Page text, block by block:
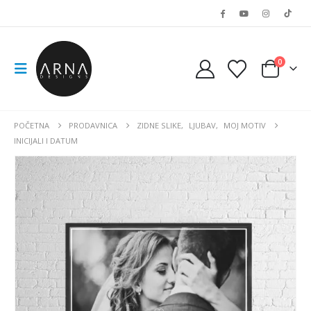
0
POČETNA PRODAVNICA ZIDNE SLIKE, LJUBAV,
MOJ MOTIV
INICIJALI I DATUM